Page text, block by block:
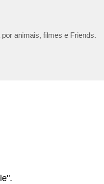
animais, filmes e Friends.